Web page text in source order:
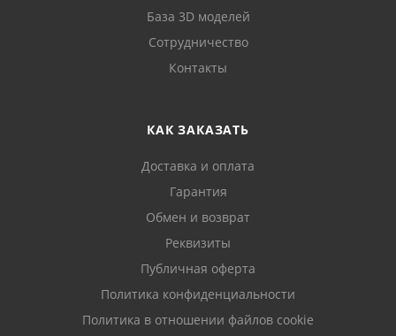
База 3D моделей
Сотрудничество
Контакты
КАК ЗАКАЗАТЬ
Доставка и оплата
Гарантия
Обмен и возврат
Реквизиты
Публичная оферта
Политика конфиденциальности
Политика в отношении файлов cookie